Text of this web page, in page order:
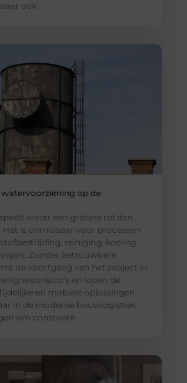
ook
op de
water een grotere rol dan
is onmisbaar voor processen
reiniging, koeling
Zonder betrouwbare
de voortgang van het project in
en lopen de
en mobiele oplossingen
in de moderne bouwlogistiek.
om constante